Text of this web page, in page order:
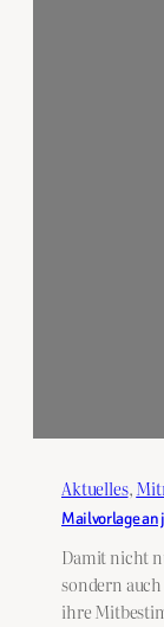
Aktuelles,
Mailvorlage
Damit nicht
sondern
ihre